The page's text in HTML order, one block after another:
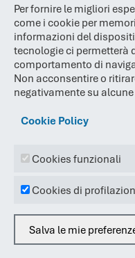
Packaging
vantaggi e
novità del
Leggi l'articolo
SFDR
Disclosure
Per fornire le migliori
come i cookie per
informazioni del
tecnologie ci permetterà
comportamento di
Non acconsentire o
negativamente su
Cookie Policy
Cookies funzionali
Cookies di
Salva le mie